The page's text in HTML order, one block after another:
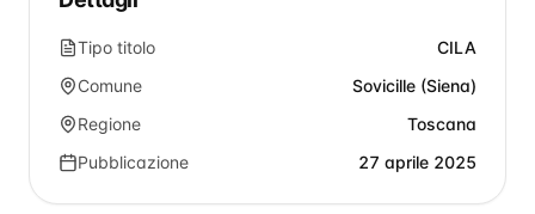
Tipo titolo
CILA
Comune
Sovicille (Siena)
Regione
Toscana
Pubblicazione
27 aprile 2025